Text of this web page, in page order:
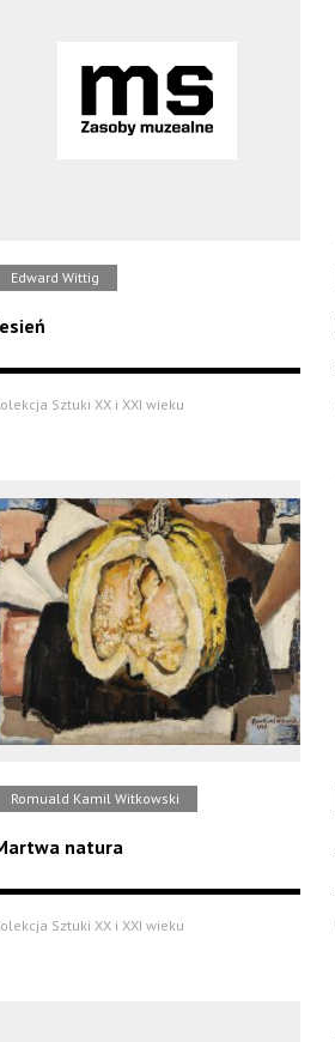
Edward Wittig
Sztuki XX i XXI wieku
Romuald Kamil Witkowski
natura
Sztuki XX i XXI wieku